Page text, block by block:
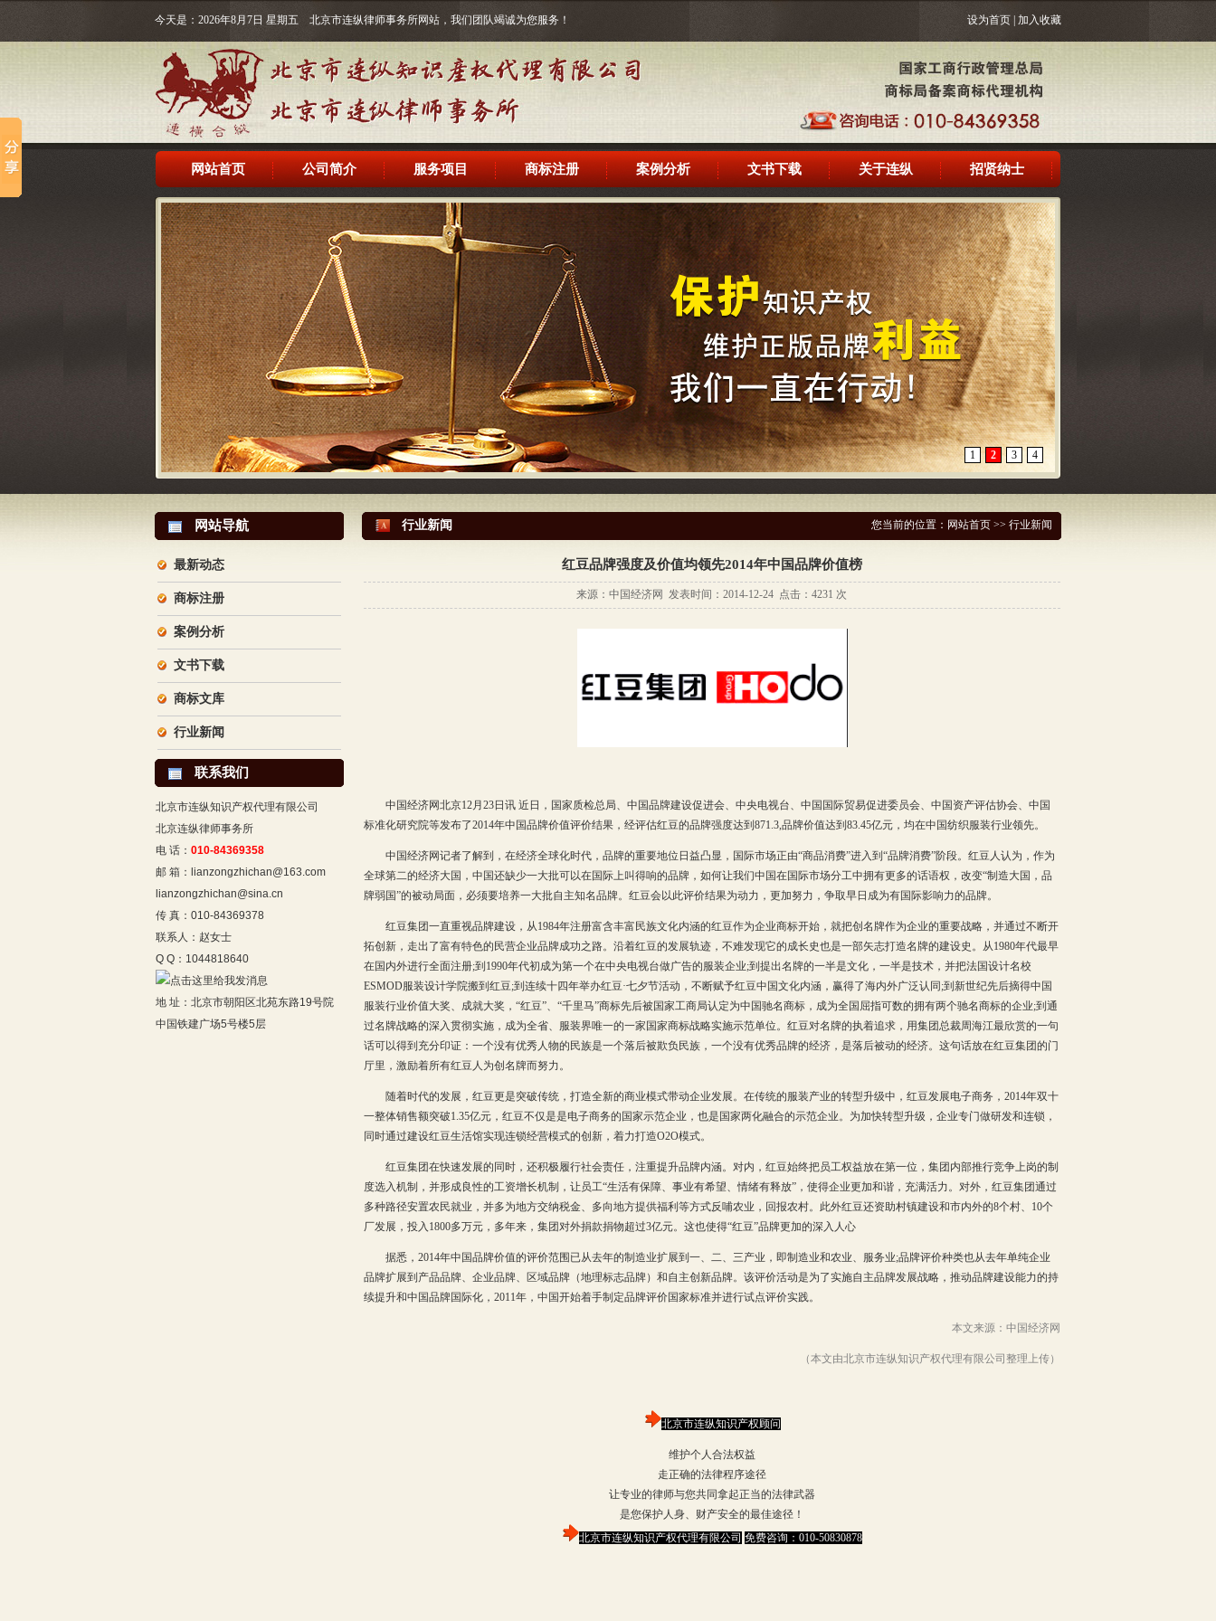
今天是：2026年8月7日 星期五 北京市连纵律师事务所网站，我们团队竭诚为您服务！ 设为首页 加入收藏
网站首页 公司简介 服务项目 商标注册 案例分析 文书下载 关于连纵 招贤纳士
1 2 3 4
网站导航
最新动态
商标注册
案例分析
文书下载
商标文库
行业新闻
联系我们
北京市连纵知识产权代理有限公司
北京连纵律师事务所
电 话： 010-84369358
邮 箱：lianzongzhichan@163.com
lianzongzhichan@sina.cn
传 真：010-84369378
联系人：赵女士
Q Q：1044818640
地 址：北京市朝阳区北苑东路19号院
中国铁建广场5号楼5层
行业新闻 您当前的位置： 网站首页 >> 行业新闻
红豆品牌强度及价值均领先2014年中国品牌价值榜
来源：中国经济网 发表时间：2014-12-24 点击：4231 次
中国经济网北京12月23日讯 近日，国家质检总局、中国品牌建设促进会、中央电视台、中国国际贸易促进委员会、中国资产评估协会、中国
标准化研究院等发布了2014年中国品牌价值评价结果，经评估红豆的品牌强度达到871.3,品牌价值达到83.45亿元，均在中国纺织服装行业领先。
中国经济网记者了解到，在经济全球化时代，品牌的重要地位日益凸显，国际市场正由“商品消费”进入到“品牌消费”阶段。红豆人认为，作为
全球第二的经济大国，中国还缺少一大批可以在国际上叫得响的品牌，如何让我们中国在国际市场分工中拥有更多的话语权，改变“制造大国，品
牌弱国”的被动局面，必须要培养一大批自主知名品牌。红豆会以此评价结果为动力，更加努力，争取早日成为有国际影响力的品牌。
红豆集团一直重视品牌建设，从1984年注册富含丰富民族文化内涵的红豆作为企业商标开始，就把创名牌作为企业的重要战略，并通过不断开
拓创新，走出了富有特色的民营企业品牌成功之路。沿着红豆的发展轨迹，不难发现它的成长史也是一部矢志打造名牌的建设史。从1980年代最早
在国内外进行全面注册;到1990年代初成为第一个在中央电视台做广告的服装企业;到提出名牌的一半是文化，一半是技术，并把法国设计名校
ESMOD服装设计学院搬到红豆;到连续十四年举办红豆·七夕节活动，不断赋予红豆中国文化内涵，赢得了海内外广泛认同;到新世纪先后摘得中国
服装行业价值大奖、成就大奖，“红豆”、“千里马”商标先后被国家工商局认定为中国驰名商标，成为全国屈指可数的拥有两个驰名商标的企业;到通
过名牌战略的深入贯彻实施，成为全省、服装界唯一的一家国家商标战略实施示范单位。红豆对名牌的执着追求，用集团总裁周海江最欣赏的一句
话可以得到充分印证：一个没有优秀人物的民族是一个落后被欺负民族，一个没有优秀品牌的经济，是落后被动的经济。这句话放在红豆集团的门
厅里，激励着所有红豆人为创名牌而努力。
随着时代的发展，红豆更是突破传统，打造全新的商业模式带动企业发展。在传统的服装产业的转型升级中，红豆发展电子商务，2014年双十
一整体销售额突破1.35亿元，红豆不仅是是电子商务的国家示范企业，也是国家两化融合的示范企业。为加快转型升级，企业专门做研发和连锁，
同时通过建设红豆生活馆实现连锁经营模式的创新，着力打造O2O模式。
红豆集团在快速发展的同时，还积极履行社会责任，注重提升品牌内涵。对内，红豆始终把员工权益放在第一位，集团内部推行竞争上岗的制
度选入机制，并形成良性的工资增长机制，让员工“生活有保障、事业有希望、情绪有释放”，使得企业更加和谐，充满活力。对外，红豆集团通过
多种路径安置农民就业，并多为地方交纳税金、多向地方提供福利等方式反哺农业，回报农村。此外红豆还资助村镇建设和市内外的8个村、10个
厂发展，投入1800多万元，多年来，集团对外捐款捐物超过3亿元。这也使得“红豆”品牌更加的深入人心
据悉，2014年中国品牌价值的评价范围已从去年的制造业扩展到一、二、三产业，即制造业和农业、服务业;品牌评价种类也从去年单纯企业
品牌扩展到产品品牌、企业品牌、区域品牌（地理标志品牌）和自主创新品牌。该评价活动是为了实施自主品牌发展战略，推动品牌建设能力的持
续提升和中国品牌国际化，2011年，中国开始着手制定品牌评价国家标准并进行试点评价实践。
本文来源：中国经济网
（本文由北京市连纵知识产权代理有限公司整理上传）
北京市连纵知识产权顾问
维护个人合法权益
走正确的法律程序途径
让专业的律师与您共同拿起正当的法律武器
是您保护人身、财产安全的最佳途径！
北京市连纵知识产权代理有限公司 免费咨询： 010-50830878